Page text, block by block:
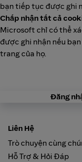
bạn tiếp tục được ghi
Chấp nhận tất cả
Microsoft chỉ có thể
được ghi nhận nếu
trang của họ.
Đăng
Liên Hệ
Trò chuyện cùng
Hỗ Trợ & Hỏi Đáp